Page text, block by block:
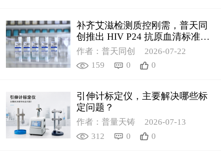
补齐艾滋检测质控刚需，普天同
创推出 HIV P24 抗原血清标准物
质
作者：普天同创
2026-07-22
159
0 0
引伸计标定仪，主要解决哪些标
定问题？
作者：普量天铸
2026-07-13
312
0 0